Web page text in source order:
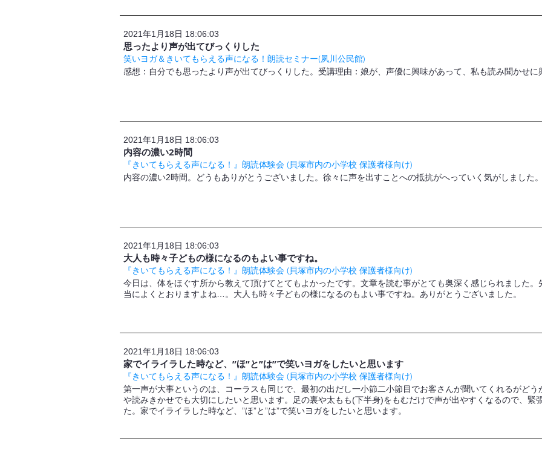
2021年1月18日 18:06:03
思ったより声が出てびっくりした
笑いヨガ＆きいてもらえる声になる！朗読セミナー(夙川公民館)
感想：自分でも思ったより声が出てびっくりした。受講理由：娘が、声優に興味があって、私も読み聞かせ
2021年1月18日 18:06:03
内容の濃い2時間
『きいてもらえる声になる！』朗読体験会 (貝塚市内の小学校 保護者様向け)
内容の濃い2時間。どうもありがとうございました。徐々に声を出すことへの抵抗がへっていく気がしました
2021年1月18日 18:06:03
大人も時々子どもの様になるのもよい事ですね。
『きいてもらえる声になる！』朗読体験会 (貝塚市内の小学校 保護者様向け)
今日は、体をほぐす所から教えて頂けてとてもよかったです。文章を読む事がとても奥深く感じられました
当によくとおりますよね…。大人も時々子どもの様になるのもよい事ですね。ありがとうございました。
2021年1月18日 18:06:03
家でイライラした時など、”ほ”と”は”で笑いヨガをしたいと思います
『きいてもらえる声になる！』朗読体験会 (貝塚市内の小学校 保護者様向け)
第一声が大事というのは、コーラスも同じで、最初の出だし一小節二小節目でお客さんが聞いてくれるがど
や読みきかせでも大切にしたいと思います。足の裏や太もも(下半身)をもむだけで声が出やすくなるので、緊
た。家でイライラした時など、”ほ”と”は”で笑いヨガをしたいと思います。